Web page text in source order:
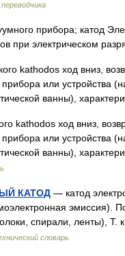
прибора; катод
при электрическом
kathodos ход вниз,
прибора или устройства
ванны),
kathodos ход вниз,
прибора или устройства
ванны),
КАТОД — катод
эмиссия).
спирали, ленты),
словарь